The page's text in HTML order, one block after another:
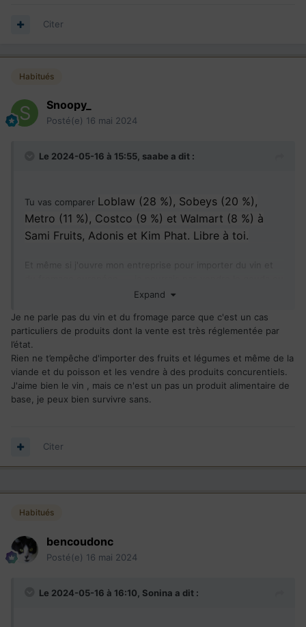
Citer
Habitués
Snoopy_
Posté(e) 16 mai 2024
Le 2024-05-16 à 15:55, saabe a dit :
Tu vas comparer Loblaw (28 %), Sobeys (20 %),
Metro (11 %), Costco (9 %) et Walmart (8 %) à
Sami Fruits, Adonis et Kim Phat. Libre à toi.
l'emmental à 9 dollars le kilo et le vin de table à 3 dollars la
la coopérative laitière et laSAQet on rigole pas avec ça.
On punit bien à base de taxes, impôts et droits de
douane.
Expand
Je ne parle pas du vin et du fromage parce que c'est un cas
particuliers de produits dont la vente est très réglementée par
l’état.
Rien ne t’empêche d'importer des fruits et légumes et même de la
viande et du poisson et les vendre à des produits concurentiels.
J'aime bien le vin , mais ce n'est un pas un produit alimentaire de
base, je peux bien survivre sans.
Citer
Habitués
bencoudonc
Posté(e) 16 mai 2024
Le 2024-05-16 à 16:10, Sonina a dit :